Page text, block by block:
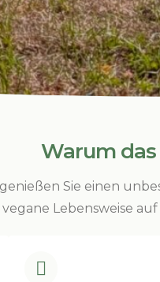
Warum das
Sie einen
Lebensweise
